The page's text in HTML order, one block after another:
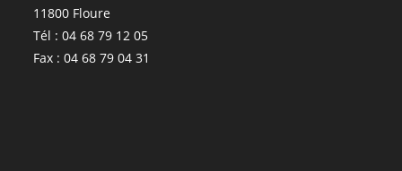
11800 Floure
Tél : 04 68 79 12 05
Fax : 04 68 79 04 31